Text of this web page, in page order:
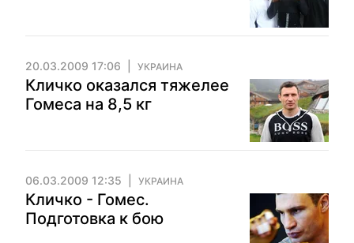
20.03.2009 17:06 УКРАИНА
Кличко оказался тяжелее
Гомеса на 8,5 кг
06.03.2009 12:35 УКРАИНА
Кличко - Гомес.
Подготовка к бою